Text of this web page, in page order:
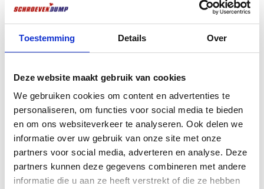
Toestemming Details Over
Deze website maakt gebruik van cookies
We gebruiken cookies om content en advertenties te
personaliseren, om functies voor social media te bieden
en om ons websiteverkeer te analyseren. Ook delen we
informatie over uw gebruik van onze site met onze
partners voor social media, adverteren en analyse. Deze
partners kunnen deze gegevens combineren met andere
informatie die u aan ze heeft verstrekt of die ze hebben
Toepassingen:
andere timmerwerkzaamheden waarbij precisie en kracht vereist
zijn.
GB Stelwig kunstof 150x45x25
REX Speedboor Houtboor 18 x
155mm